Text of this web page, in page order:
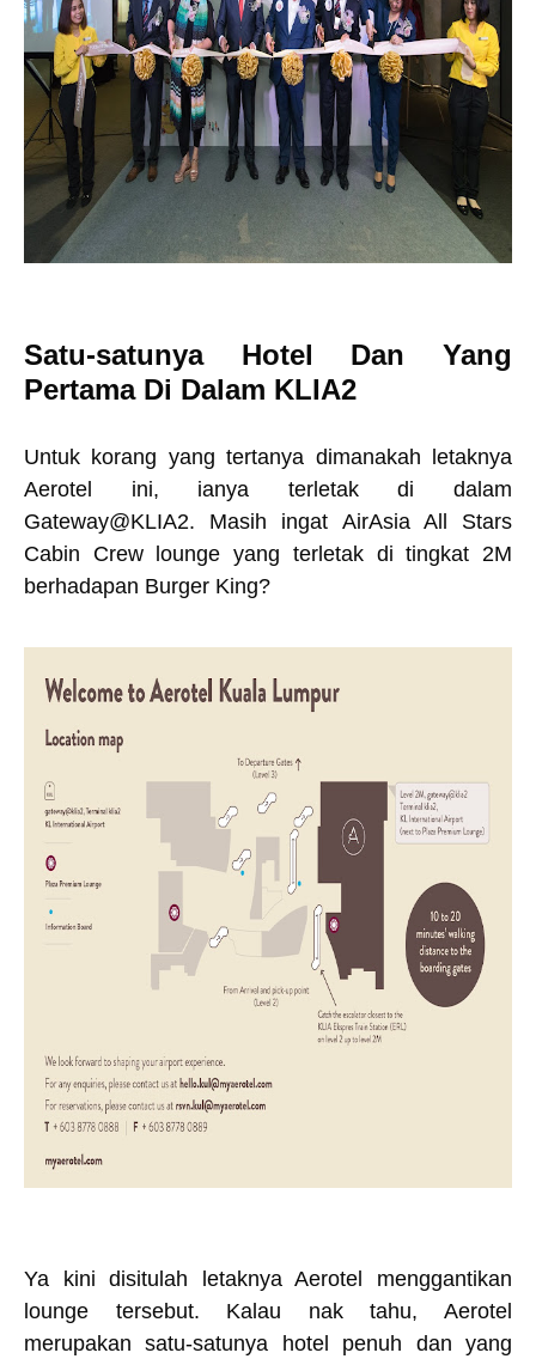
Satu-satunya Hotel Dan Yang
Pertama Di Dalam KLIA2
Untuk korang yang tertanya dimanakah letaknya
Aerotel ini, ianya terletak di dalam
Gateway@KLIA2. Masih ingat AirAsia All Stars
Cabin Crew lounge yang terletak di tingkat 2M
berhadapan Burger King?
Ya kini disitulah letaknya Aerotel menggantikan
lounge tersebut. Kalau nak tahu, Aerotel
merupakan satu-satunya hotel penuh dan yang